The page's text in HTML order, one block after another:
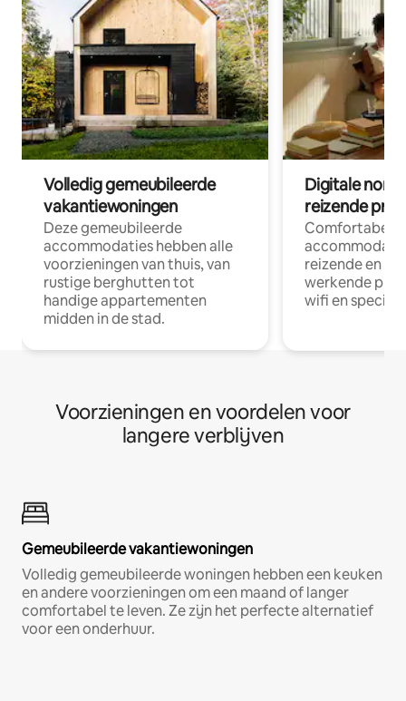
Volledig gemeubileerde
vakantiewoningen
Deze gemeubileerde
accommodaties hebben alle
voorzieningen van thuis, van
rustige berghutten tot
handige appartementen
midden in de stad.
Digitale
reizende
Comfortabele
reizende en
werkende
wifi en
Voorzieningen en voordelen voor
langere verblijven
Gemeubileerde vakantiewoningen
Volledig gemeubileerde woningen hebben een keuken
en andere voorzieningen om een maand of langer
comfortabel te leven. Ze zijn het perfecte alternatief
voor een onderhuur.